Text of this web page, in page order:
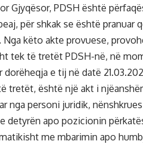
Gjyqësor, PDSH është
për shkak se është pranuar
Nga këto akte provuese,
tek të tretët PDSH-në, në
e tij në datë
tretët, është një akt i
nga personi juridik,
detyrën apo pozicionin
me mbarimin apo